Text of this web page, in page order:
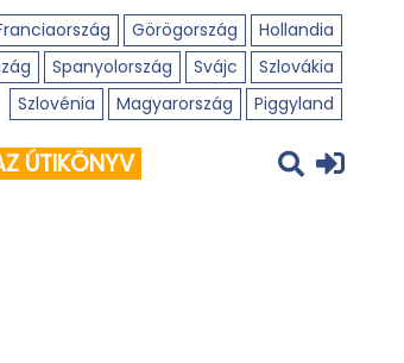
Görögország
Hollandia
Spanyolország Svájc
Szlovákia
Szlovénia
Magyarország Piggyland
ÚTIKÖNYV